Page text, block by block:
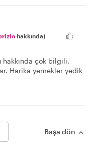
hakkında)
hakkında çok bilgili.
Harika yemekler yedik
Başa dön